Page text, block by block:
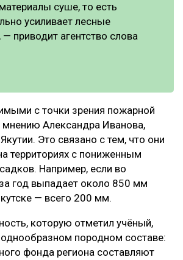
суше, то есть
усиливает лесные
приводит агентство слова
с точки зрения пожарной
мнению Александра Иванова,
Это связано с тем, что они
территориях с пониженным
Например, если во
год выпадает около 850 мм
— всего 200 мм.
которую отметил учёный,
породном составе:
фонда региона составляют